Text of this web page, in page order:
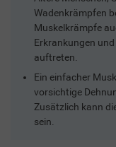
Wadenkrämpfen
Muskelkrämpfe
Erkrankungen
auftreten.
Ein einfacher
vorsichtige
Zusätzlich kann
sein.